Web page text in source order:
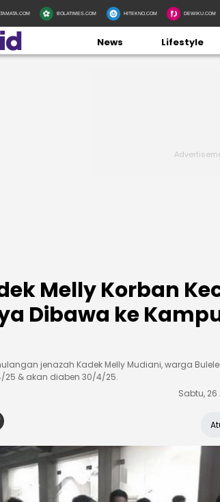
BOLATIMES.COM HITEKNO.COM DEWIKU.COM
News Lifestyle
Melly Korban
Dibawa ke
jenazah Kadek Melly Mudiani, warga
25 & akan diaben 30/4/25.
Sabtu, 26